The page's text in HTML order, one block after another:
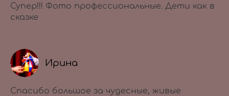
Супер!!! Фото профессиональные. Дети как в
сказке
Ирина
Спасибо большое за чудесные, живые